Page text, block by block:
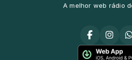
A melhor web rádio